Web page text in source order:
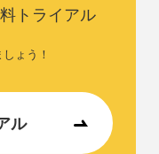
トライアル
ょう！
ル